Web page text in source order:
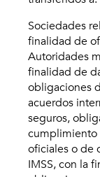
Sociedades
finalidad de
Autoridades
finalidad de
obligaciones
acuerdos
seguros,
cumplimiento
oficiales o de
IMSS, con la